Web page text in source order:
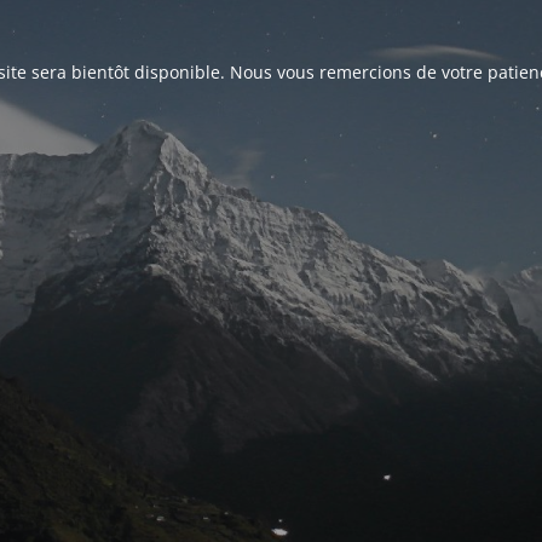
sera bientôt disponible. Nous vous remercions de votre